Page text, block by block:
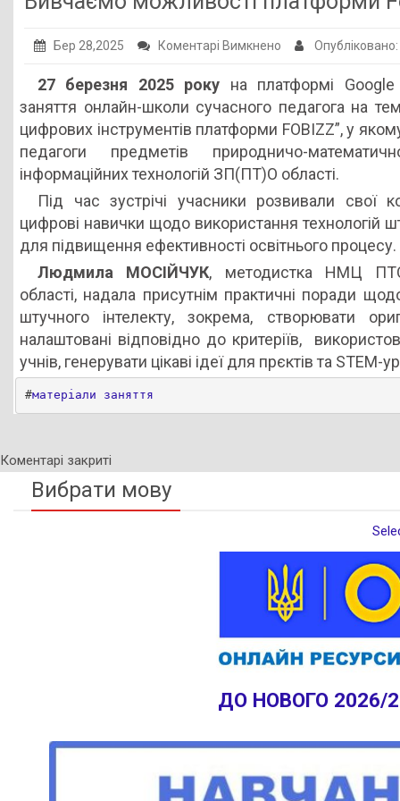
Заклади ПТО
Оголошення
Галерея
НМЦ ПТО України
Бер 28,2025 Коментарі Вимкнено до
можливості
платформи
Fobizz
27 березня 2025 року на платформі
заняття онлайн-школи сучасного педагога на
цифрових інструментів платформи FOBIZZ”, у
педагоги предметів природничо-
інформаційних технологій ЗП(ПТ)О області.
Під час зустрічі учасники розвивали свої
цифрові навички щодо використання технологій
для підвищення ефективності освітнього процесу.
Людмила МОСІЙЧУК, методистка НМЦ
області, надала присутнім практичні поради
штучного інтелекту, зокрема, створювати
налаштовані відповідно до критеріїв,
учнів, генерувати цікаві ідеї для прєктів та STEM-
#матеріали заняття
Коментарі закриті
Вибрати мову
ДО НОВОГО 2026/